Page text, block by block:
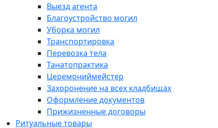
Выезд агента
Благоустройство могил
Уборка могил
Транспортировка
Перевозка тела
Танатопрактика
Церемониймейстер
Захоронение на всех кладбищах
Оформление документов
Прижизненные договоры
Ритуальные товары